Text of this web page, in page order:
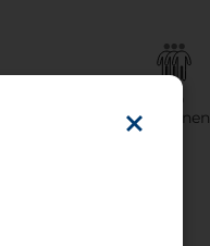
Personen